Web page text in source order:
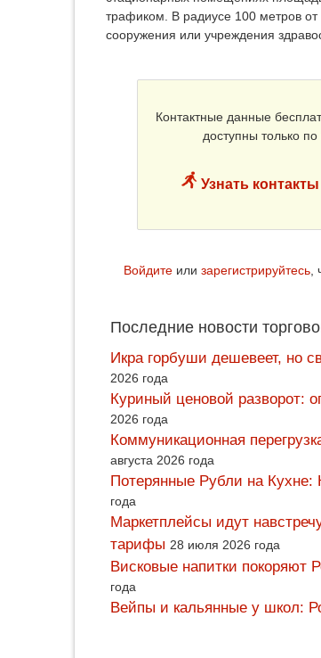
трафиком. В радиусе 100 метров
сооружения или учреждения
Контактные данные
доступны только
Узнать
Войдите или зарегистрируйтесь,
Последние новости
Икра горбуши дешевеет, но
2026 года
Куриный ценовой разворот:
2026 года
Коммуникационная
августа 2026 года
Потерянные Рубли на
года
Маркетплейсы идут
тарифы 28 июля 2026 года
Висковые напитки покоряют
года
Вейпы и кальянные у школ: